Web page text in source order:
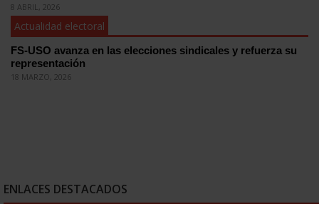
8 ABRIL, 2026
Actualidad electoral
FS-USO avanza en las elecciones sindicales y refuerza su
representación
18 MARZO, 2026
ENLACES DESTACADOS